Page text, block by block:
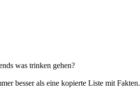
was trinken gehen?
besser als eine kopierte Liste mit Fakten.